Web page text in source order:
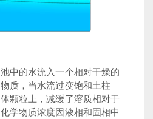
中的水流入一个相对干燥的
质，当水流过变饱和土柱
颗粒上，减缓了溶质相对于
学物质浓度因液相和固相中